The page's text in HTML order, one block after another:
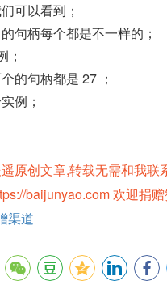
可以看到；
句柄每个都是不一样的；
；
的句柄都是 27 ；
例；
原创文章,转载无需和我联
baijunyao.com 欢迎捐
渠道